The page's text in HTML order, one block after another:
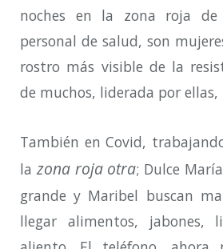
noches en la zona roja
personal de salud, son
rostro más visible de la
de muchos, liderada por
También en Covid,
la zona roja otra; Dulce
grande y Maribel buscan
llegar alimentos, jabones,